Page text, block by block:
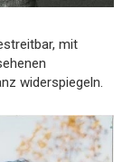
mit
widerspiegeln.